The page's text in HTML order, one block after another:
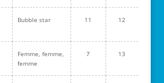
Bubble star 11 12
Femme, femme,
femme
7 13